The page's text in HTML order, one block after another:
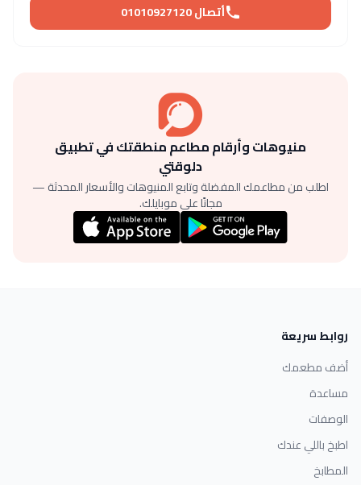
أتصال 01010927120
منيوهات وأرقام مطاعم منطقتك في تطبيق
دلوقتي
اطلب من مطاعمك المفضلة وتابع المنيوهات والأسعار المحدثة —
مجانًا على موبايلك.
روابط سريعة
أضف مطعمك
مساعدة
الوصفات
اطبخ باللي عندك
المطابخ